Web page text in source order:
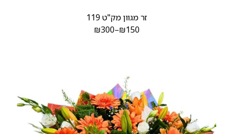
זר מגוון מק"ט 119
₪150
–
₪300